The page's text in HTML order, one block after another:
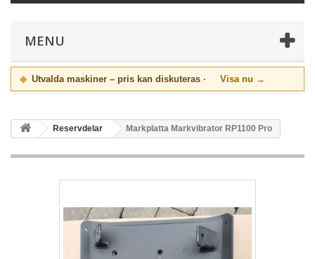
MENU
◆ Utvalda maskiner – pris kan diskuteras · Visa nu →
Reservdelar Markplatta Markvibrator RP1100 Pro